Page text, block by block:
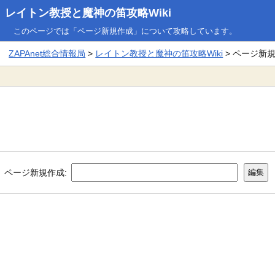
レイトン教授と魔神の笛攻略Wiki
このページでは「ページ新規作成」について攻略しています。
ZAPAnet総合情報局 > レイトン教授と魔神の笛攻略Wiki > ページ新
ページ新規作成: